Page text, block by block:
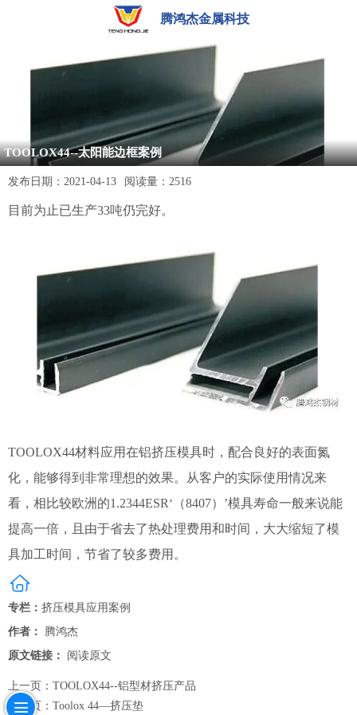
腾鸿杰金属科技
TOOLOX44--太阳能边框案例
发布日期： 2021-04-13 阅读量： 2516
目前为止已生产33吨仍完好。
TOOLOX44材料应用在铝挤压模具时，配合良好的表面氮
化，能够得到非常理想的效果。从客户的实际使用情况来
看，相比较欧洲的1.2344ESR‘（8407）’模具寿命一般来说能
提高一倍，且由于省去了热处理费用和时间，大大缩短了模
具加工时间，节省了较多费用。
专栏： 挤压模具应用案例
作者：
腾鸿杰
原文链接：
阅读原文
上一页： TOOLOX44--铝型材挤压产品
下一页： Toolox 44—挤压垫